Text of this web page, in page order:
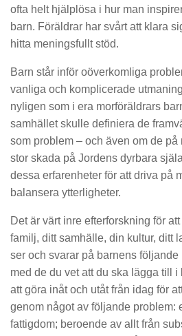
ofta helt hjälplösa i hur man
barn. Föräldrar har svårt att klara
hitta meningsfullt stöd.
Barn står inför oöverkomliga
vanliga och komplicerade
nyligen som i era morföräldrars
samhället skulle definiera de
som problem – och även om de på
stor skada på Jordens dyrbara
dessa erfarenheter för att driva på
balansera ytterligheter.
Det är värt inre efterforskning för
familj, ditt samhälle, din kultur, ditt
ser och svarar på barnens
med de du vet att du ska lägga till
att göra inåt och utåt från idag för
genom något av följande problem:
fattigdom; beroende av allt från